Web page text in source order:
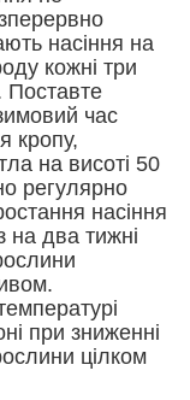
насіння на
кожні три
Поставте
час
кропу,
на висоті 50
регулярно
насіння
на два тижні
при зниженні
цілком